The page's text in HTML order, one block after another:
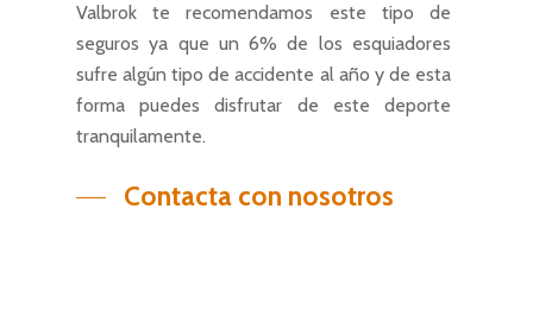
Valbrok te recomendamos este tipo de
seguros ya que un 6% de los esquiadores
sufre algún tipo de accidente al año y de esta
forma puedes disfrutar de este deporte
tranquilamente.
Contacta con nosotros